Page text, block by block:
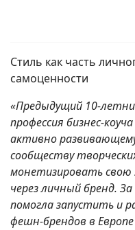
Стиль как часть
самоценности
«Предыдущий 10-
профессия бизнес-
активно
сообществу
монетизировать свою
через личный бренд.
помогла запустить и
фешн-брендов в Европе